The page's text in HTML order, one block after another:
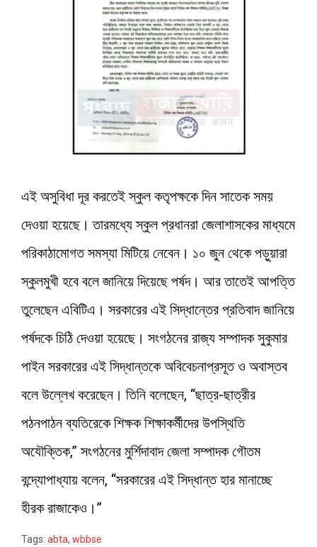
এই অসুবিধা দূর করতেই স্কুল কতৃপক্ষকে দিন সাতেক সময়
দেওয়া হয়েছে। তারমধ্যে স্কুল প্রধানরা জেলাশাসকের মাধ্যমে
পরিকাঠামোগত সমস্যা মিটিয়ে নেবেন। ১০ জুন থেকে পড়ুয়ারা
স্কুলমুখী হবে বলে জানিয়ে দিয়েছে পর্ষদ। আর তাতেই আপত্তি
তুলেছেন এবিটিএ। সরকারের এই সিদ্ধান্তের প্রতিবাদ জানিয়ে
পর্ষদকে চিঠি দেওয়া হয়েছে। সংগঠনের রাজ্য সম্পাদক সুকুমার
পাইন সরকারের এই সিদ্ধান্তকে অবিবেচনাপ্রসূত ও অবাস্তব
বলে উল্লেখ করেছেন। তিনি বলেছেন, “ছাত্র-ছাত্রীর
পঠনপাঠন ব্যতিরেকে শিক্ষক শিক্ষাকর্মীদের উপস্থিতি
অযৌক্তিক,” সংগঠনের মুর্শিদাবাদ জেলা সম্পাদক গৌতম
বন্দ্যোপাধ্যায় বলেন, “সরকারের এই সিদ্ধান্ত হার মানাচ্ছে
হীরক রাজাকেও।”
Tags: abta, wbbse